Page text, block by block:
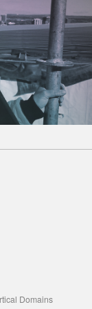
Domains